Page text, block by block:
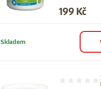
Cena
199 Kč
Skladem
Hodnocení